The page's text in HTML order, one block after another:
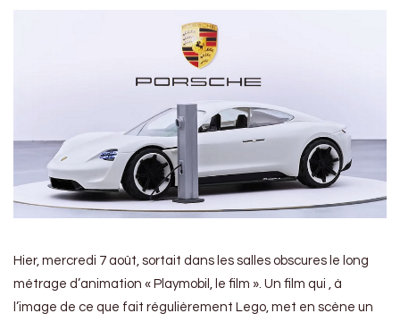
Hier, mercredi 7 août, sortait dans les salles obscures le long
métrage d’animation « Playmobil, le film ». Un film qui , à
l’image de ce que fait régulièrement Lego, met en scène un